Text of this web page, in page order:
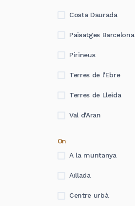
Costa Daurada
Paisatges Barcelona
Pirineus
Terres de l'Ebre
Terres de Lleida
Val d'Aran
On
A la muntanya
Aïllada
Centre urbà